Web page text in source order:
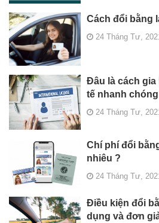
Cách đổi bằng
24 Tháng Tư,
Đâu là cách gia
tế nhanh
24 Tháng Tư,
Chí phí đổi
nhiêu ?
24 Tháng Tư,
Điều kiện đổi
dụng và đơn